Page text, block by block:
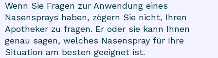
Wenn Sie Fragen zur Anwendung eines
Nasensprays haben, zögern Sie nicht, Ihren
Apotheker zu fragen. Er oder sie kann Ihnen
genau sagen, welches Nasenspray für Ihre
Situation am besten geeignet ist.